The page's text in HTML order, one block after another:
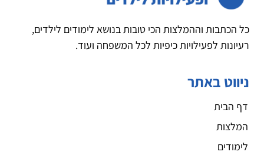
כל הכתבות וההמלצות הכי טובות בנושא לימודים לילדים,
רעיונות לפעילויות כיפיות לכל המשפחה ועוד.
ניווט באתר
דף הבית
המלצות
לימודים